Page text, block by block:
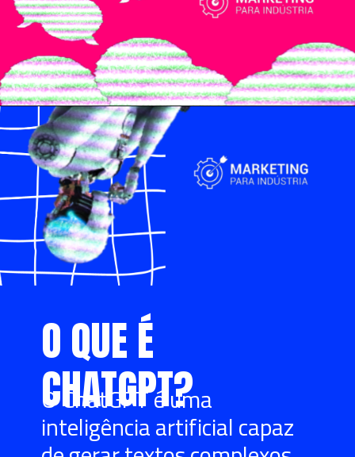
O QUE É
CHATGPT?
O ChatGPT é uma
inteligência artificial capaz